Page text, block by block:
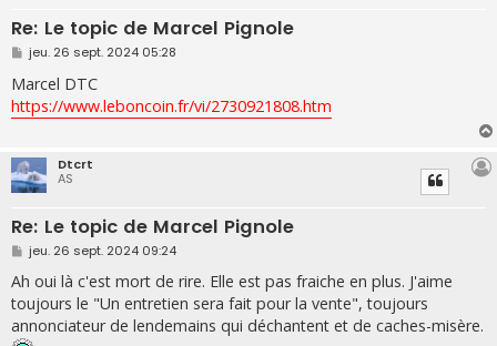
Re: Le topic de Marcel Pignole
M
e
s
s
a
g
jeu. 26 sept. 2024 05:28
Marcel DTC
https://www.leboncoin.fr/vi/2730921808.htm
Dtcrt
AS
Re: Le topic de Marcel Pignole
M
e
s
s
a
g
e
jeu. 26 sept. 2024 09:24
Ah oui là c'est mort de rire. Elle est pas fraiche en plus. J'aime
toujours le "Un entretien sera fait pour la vente", toujours
annonciateur de lendemains qui déchantent et de caches-misère.